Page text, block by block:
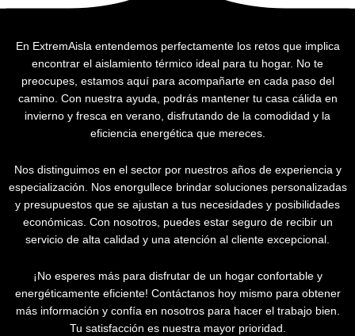
En ExtremAisla entendemos perfectamente los retos que implica
encontrar el aislamiento térmico ideal para tu hogar. No te
preocupes, estamos aquí para acompañarte en cada paso del
camino. Con nuestra ayuda, podrás mantener tu casa cálida en
invierno y fresca en verano, disfrutando de la comodidad y la
eficiencia energética que mereces.
Nos distinguimos en el sector por nuestros años de experiencia y
especialización. Nos enorgullece brindar soluciones personalizadas
y presupuestos que se ajustan a tus necesidades y posibilidades
económicas. Con nosotros, puedes estar seguro de recibir un
servicio de alta calidad y una atención al cliente excepcional.
¡No esperes más para disfrutar de un hogar confortable y
energéticamente eficiente! Contáctanos hoy mismo para obtener
más información y confía en nosotros para hacer el trabajo bien.
Tu satisfacción es nuestra mayor prioridad.